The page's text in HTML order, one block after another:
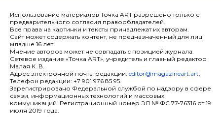
Использование материалов Точка ART разрешено только с
предварительного согласия правообладателей.
Все права на картинки и тексты принадлежат их авторам.
Сайт может содержать контент, не предназначенный для лиц
младше 16 лет.
Мнение авторов может не совпадать с позицией журнала.
Сетевое издание «Точка ART», учредитель и главный редактор
Малая К. В.
Адрес электронной почты редакции: editor@magazineart.art.
Телефон редакции: +7 901 976 85 95.
Зарегистрировано Федеральной службой по надзору в сфере
связи, информационных технологий и массовых
коммуникаций. Регистрационный номер ЭЛ № ФС 77-76316 от 19
июля 2019 года.